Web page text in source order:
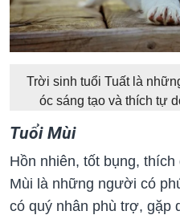
Trời sinh tuổi Tuất là
óc sáng tạo và thích tự
Tuổi Mùi
Hồn nhiên, tốt bụng,
Mùi là những người có
có quý nhân phù trợ, gặp